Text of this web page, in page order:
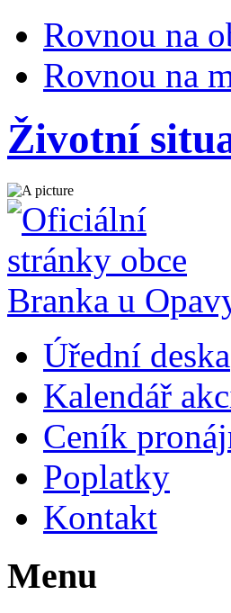
Rovnou na
Rovnou na
Životní
Úřední deska
Kalendář
Ceník
Poplatky
Kontakt
Menu